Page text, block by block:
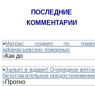
ПОСЛЕДНИЕ
КОММЕНТАРИИ
•Матрас поднял по
афанасьевских пожарных
›Как до
•Зальет и вдарит! Очередное
безотлагательное предостережение
›Прогно